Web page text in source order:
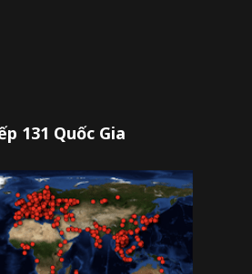
131 Quốc Gia